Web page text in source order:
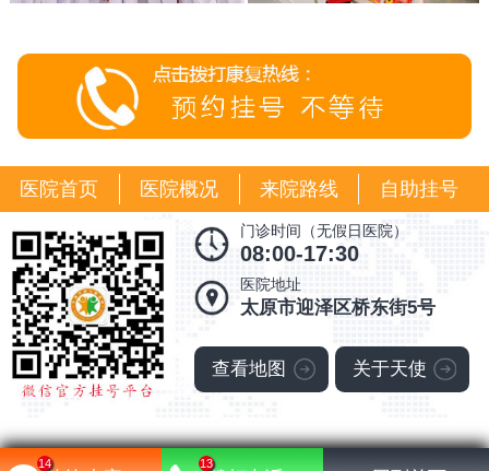
医院首页 医院概况 来院路线 自助挂号
门诊时间（无假日医院）
08:00-17:30
医院地址
太原市迎泽区桥东街5号
查看地图 关于天使
14 13